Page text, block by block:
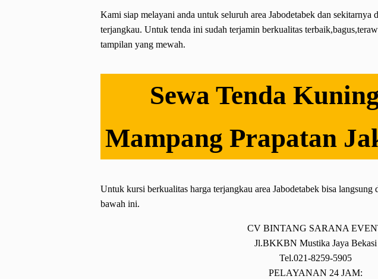
Kami siap melayani anda untuk seluruh area Jabodetabek dan sekitarnya
terjangkau. Untuk tenda ini sudah terjamin berkualitas
tampilan yang mewah.
Sewa Tenda
Mampang Prapatan
Untuk kursi berkualitas harga terjangkau area Jabodetabek bisa
bawah ini.
CV BINTANG SARANA
Jl.BKKBN Mustika Jaya Bekasi
Tel.021-8259-5905
PELAYANAN 24 JAM: